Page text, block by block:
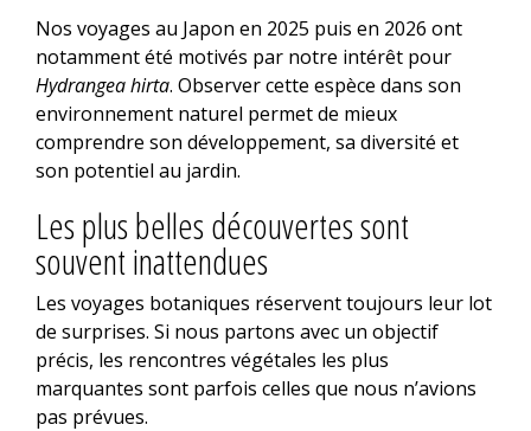
Nos voyages au Japon en 2025 puis en 2026 ont
notamment été motivés par notre intérêt pour
Hydrangea hirta. Observer cette espèce dans son
environnement naturel permet de mieux
comprendre son développement, sa diversité et
son potentiel au jardin.
Les plus belles découvertes sont
souvent inattendues
Les voyages botaniques réservent toujours leur lot
de surprises. Si nous partons avec un objectif
précis, les rencontres végétales les plus
marquantes sont parfois celles que nous n’avions
pas prévues.